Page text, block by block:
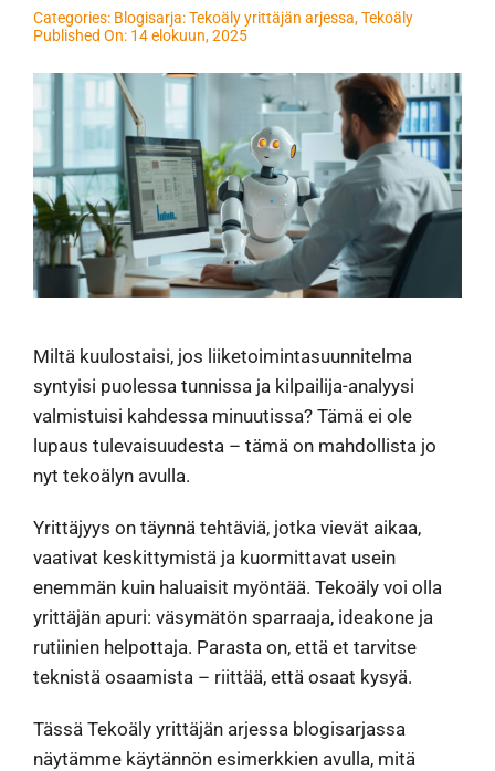
Categories: Blogisarja: Tekoäly yrittäjän arjessa,Tekoäly
Published On: 14 elokuun, 2025
Miltä kuulostaisi, jos liiketoimintasuunnitelma
syntyisi puolessa tunnissa ja kilpailija-analyysi
valmistuisi kahdessa minuutissa? Tämä ei ole
lupaus tulevaisuudesta – tämä on mahdollista jo
nyt tekoälyn avulla.
Yrittäjyys on täynnä tehtäviä, jotka vievät aikaa,
vaativat keskittymistä ja kuormittavat usein
enemmän kuin haluaisit myöntää. Tekoäly voi olla
yrittäjän apuri: väsymätön sparraaja, ideakone ja
rutiinien helpottaja. Parasta on, että et tarvitse
teknistä osaamista – riittää, että osaat kysyä.
Tässä Tekoäly yrittäjän arjessa blogisarjassa
näytämme käytännön esimerkkien avulla, mitä